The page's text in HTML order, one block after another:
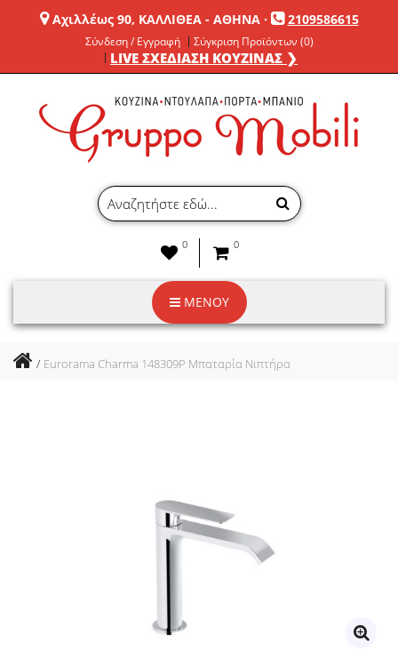
Αχιλλέως 90, ΚΑΛΛΙΘΕΑ - ΑΘΗΝΑ· 2109586615
Σύνδεση / Εγγραφή Σύγκριση Προϊόντων (0)
LIVE ΣΧΕΔΙΑΣΗ ΚΟΥΖΙΝΑΣ ❯
0 0
ΜΕΝΟΥ
Eurorama Charma 148309P Μπαταρία Νιπτήρα